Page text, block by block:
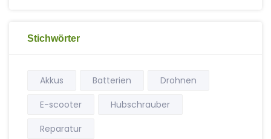
Stichwörter
Akkus Batterien
Drohnen
E-scooter
Hubschrauber
Reparatur